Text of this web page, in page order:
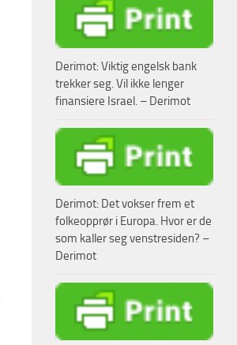
Derimot: Viktig engelsk bank
trekker seg. Vil ikke lenger
finansiere Israel. – Derimot
Derimot: Det vokser frem et
folkeopprør i Europa. Hvor er de
som kaller seg venstresiden? –
Derimot